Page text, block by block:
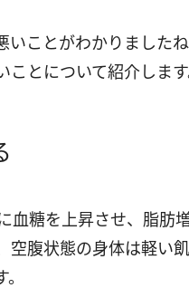
いことがわかりました
とについて紹介します
血糖を上昇させ、脂肪
空腹状態の身体は軽い